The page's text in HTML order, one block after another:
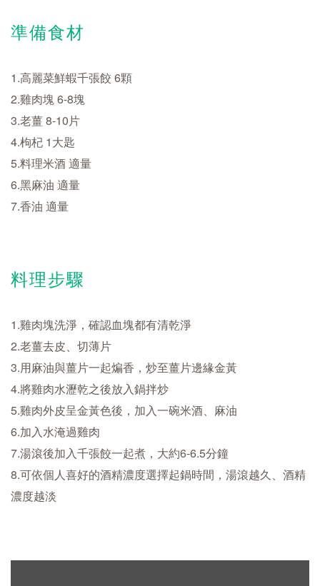
準備食材
1.高麗菜鮮蝦千張餃 6顆
2.雞肉塊 6-8塊
3.老薑 8-10片
4.枸杞 1大匙
5.料理米酒 適量
6.黑麻油 適量
7.香油 適量
料理步驟
1.雞肉塊洗淨，確認血塊都有清乾淨
2.老薑去皮、切薄片
3.用麻油與薑片一起煸香，炒至薑片邊緣金黃
4.將雞肉水瀝乾之後放入鍋拌炒
5.雞肉外皮呈金黃色後，加入一碗米酒、麻油
6.加入水淹過雞肉
7.湯滾後加入千張餃一起煮，大約6-6.5分鐘
8.可依個人喜好的酒精濃度選擇起鍋時間，湯滾越久、酒精
濃度越淡